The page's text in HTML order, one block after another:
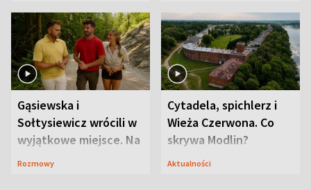
Gąsiewska i
Sołtysiewicz wrócili w
wyjątkowe miejsce. Na
szlaku czekał
Rozmowy
Cytadela, spichlerz i
Wieża Czerwona. Co
skrywa Modlin?
Aktualności